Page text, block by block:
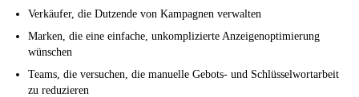
Verkäufer, die Dutzende von Kampagnen verwalten
Marken, die eine einfache, unkomplizierte Anzeigenoptimierung
wünschen
Teams, die versuchen, die manuelle Gebots- und Schlüsselwortarbeit
zu reduzieren